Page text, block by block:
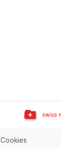
Cookies